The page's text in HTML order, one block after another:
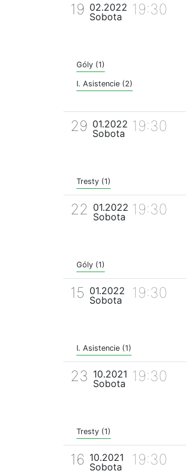
19 02.2022
Sobota
19:30
Góly (1)
I. Asistencie (2)
29 01.2022
Sobota
19:30
Tresty (1)
22 01.2022
Sobota
19:30
Góly (1)
15 01.2022
Sobota
19:30
I. Asistencie (1)
23 10.2021
Sobota
19:30
Tresty (1)
16 10.2021
Sobota
19:30